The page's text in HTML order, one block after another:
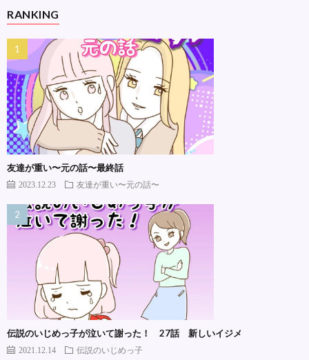
RANKING
友達が重い〜元の話〜最終話
2023.12.23 友達が重い〜元の話〜
伝説のいじめっ子が泣いて謝った！ 27話 新しいイジメ
2021.12.14 伝説のいじめっ子